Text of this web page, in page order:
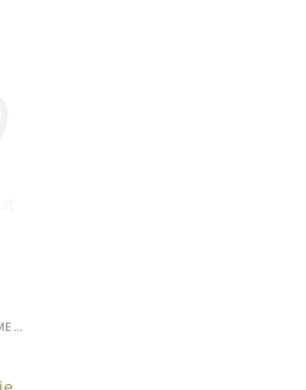
CELE MAI BUNE PASTILE PENTRU MEMORIE